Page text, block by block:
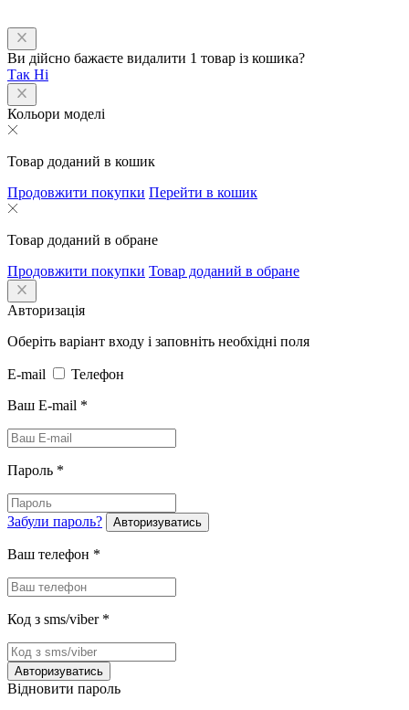
Ви дійсно бажаєте видалити 1 товар із кошика?
Так Ні
Кольори моделі
Товар доданий в кошик
Продовжити покупки Перейти в кошик
Товар доданий в обране
Продовжити покупки Товар доданий в обране
Авторизація
Оберіть варіант входу і заповніть необхідні поля
E-mail
Телефон
Ваш E-mail *
Пароль *
Забули пароль? Авторизуватись
Ваш телефон *
Код з sms/viber *
Авторизуватись
Відновити пароль